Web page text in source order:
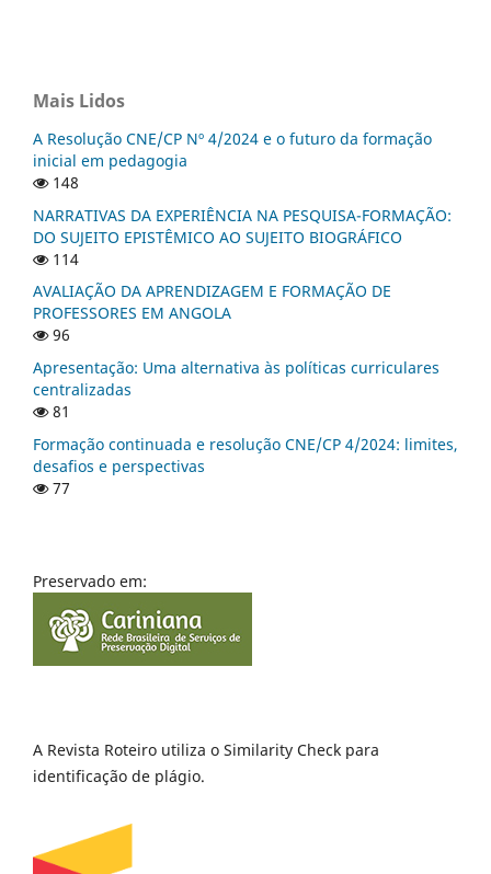
Mais Lidos
A Resolução CNE/CP Nº 4/2024 e o futuro da formação
inicial em pedagogia
148
NARRATIVAS DA EXPERIÊNCIA NA PESQUISA-FORMAÇÃO:
DO SUJEITO EPISTÊMICO AO SUJEITO BIOGRÁFICO
114
AVALIAÇÃO DA APRENDIZAGEM E FORMAÇÃO DE
PROFESSORES EM ANGOLA
96
Apresentação: Uma alternativa às políticas curriculares
centralizadas
81
Formação continuada e resolução CNE/CP 4/2024: limites,
desafios e perspectivas
77
Preservado em:
A Revista Roteiro utiliza o Similarity Check para
identificação de plágio.